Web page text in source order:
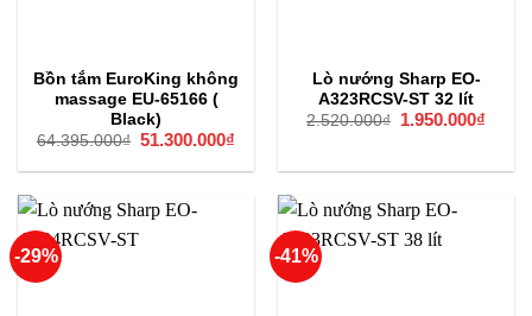
Bồn tắm EuroKing không
massage EU-65166 (
Black)
64.395.000₫ Giá
là:
51.300.000₫
tại
51.300.000₫.
Lò nướng Sharp EO-
A323RCSV-ST 32 lít
2.520.000₫
Giá
1.950.000₫
-29% -41%